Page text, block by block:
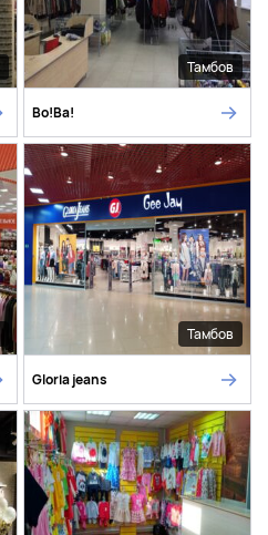
Тамбов
Во!Ва!
Тамбов
Gloria jeans